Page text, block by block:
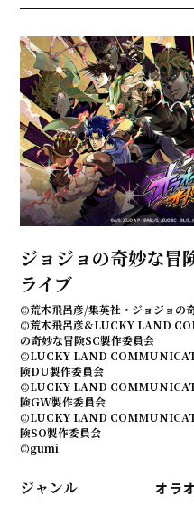
ジョジョの奇妙な冒
ライブ
©荒木飛呂彦/集英社・ジョジョの
©荒木飛呂彦&LUCKY LAND
の奇妙な冒険SC製作委員会
©LUCKY LAND
険DU製作委員会
©LUCKY LAND
険GW製作委員会
©LUCKY LAND
険SO製作委員会
©gumi
ジャンル オラ